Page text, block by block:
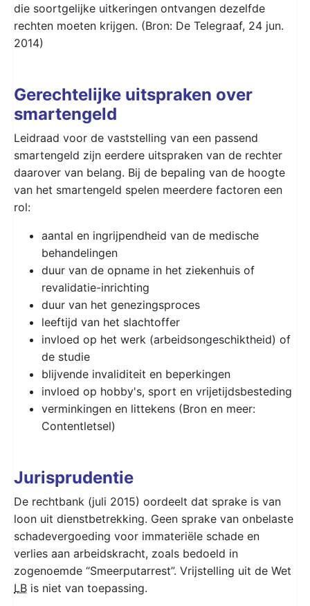
die soortgelijke uitkeringen ontvangen dezelfde
rechten moeten krijgen. (Bron: De Telegraaf, 24 jun.
2014)
Gerechtelijke uitspraken over
smartengeld
Leidraad voor de vaststelling van een passend
smartengeld zijn eerdere uitspraken van de rechter
daarover van belang. Bij de bepaling van de hoogte
van het smartengeld spelen meerdere factoren een
rol:
aantal en ingrijpendheid van de medische
behandelingen
duur van de opname in het ziekenhuis of
revalidatie-inrichting
duur van het genezingsproces
leeftijd van het slachtoffer
invloed op het werk (arbeidsongeschiktheid) of
de studie
blijvende invaliditeit en beperkingen
invloed op hobby's, sport en vrijetijdsbesteding
verminkingen en littekens (Bron en meer:
Contentletsel)
Jurisprudentie
De rechtbank (juli 2015) oordeelt dat sprake is van
loon uit dienstbetrekking. Geen sprake van onbelaste
schadevergoeding voor immateriële schade en
verlies aan arbeidskracht, zoals bedoeld in
zogenoemde “Smeerputarrest”. Vrijstelling uit de Wet
LB is niet van toepassing.